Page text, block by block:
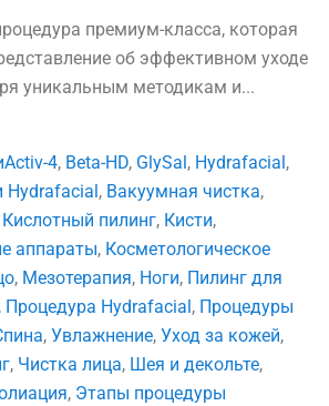
премиум-класса, которая
об эффективном уходе
уникальным методикам и...
Activ-4, Beta-HD, GlySal , Hydrafacial ,
Hydrafacial , Вакуумная чистка,
Кислотный пилинг, Кисти,
аппараты, Косметологическое
, Мезотерапия, Ноги, Пилинг для
, Процедура Hydrafacial , Процедуры
, Увлажнение, Уход за кожей,
, Чистка лица, Шея и декольте,
, Этапы процедуры